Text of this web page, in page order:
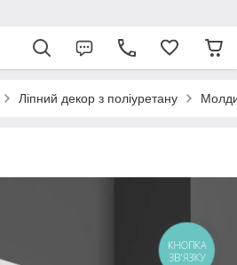
Ліпний декор з поліуретану
КНОПКА
ЗВ'ЯЗКУ